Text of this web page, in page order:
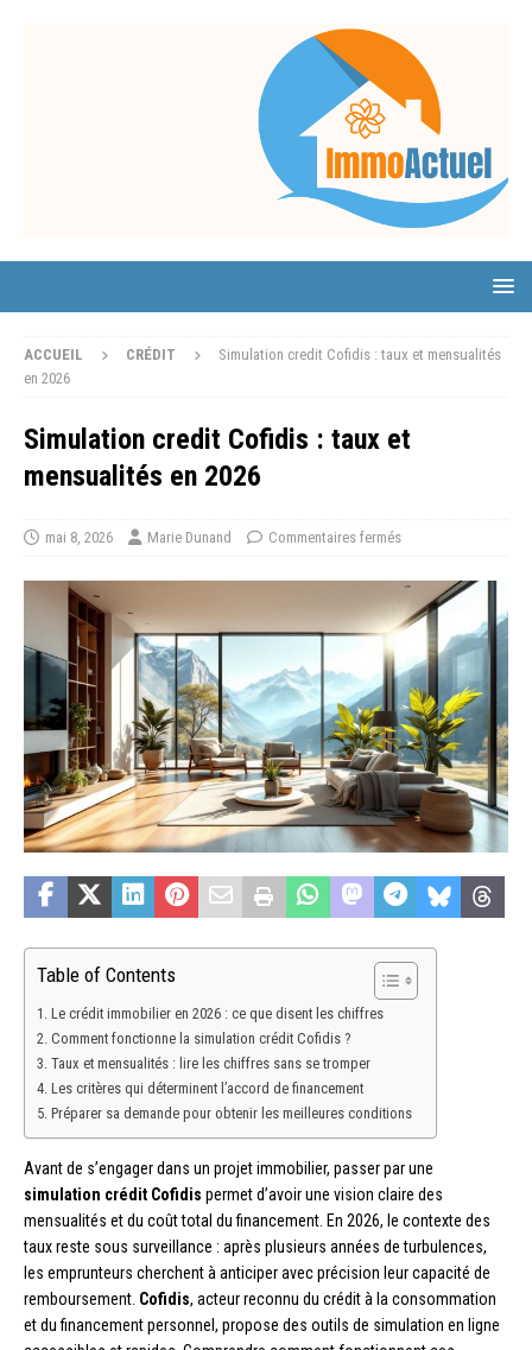
ACCUEIL CRÉDIT
Simulation credit Cofidis : taux et mensualités
en 2026
Simulation credit Cofidis : taux et
mensualités en 2026
mai 8, 2026 Marie Dunand Commentaires fermés
Table of Contents
Le crédit immobilier en 2026 : ce que disent les chiffres
Comment fonctionne la simulation crédit Cofidis ?
Taux et mensualités : lire les chiffres sans se tromper
Les critères qui déterminent l’accord de financement
Préparer sa demande pour obtenir les meilleures conditions
Avant de s’engager dans un projet immobilier, passer par une
simulation crédit Cofidis permet d’avoir une vision claire des
mensualités et du coût total du financement. En 2026, le contexte des
taux reste sous surveillance : après plusieurs années de turbulences,
les emprunteurs cherchent à anticiper avec précision leur capacité de
remboursement. Cofidis, acteur reconnu du crédit à la consommation
et du financement personnel, propose des outils de simulation en ligne